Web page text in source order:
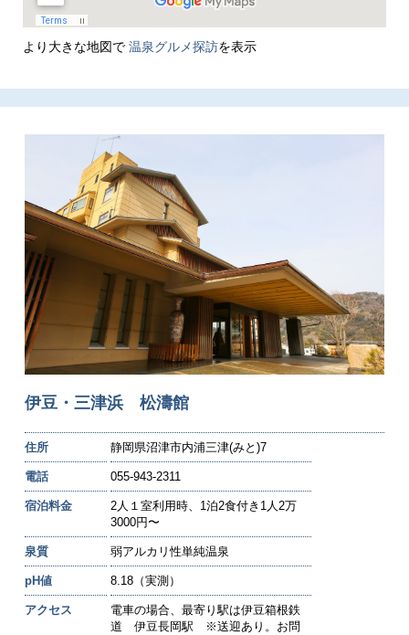
より大きな地図で 温泉グルメ探訪を表示
伊豆・三津浜 松濤館
住所 静岡県沼津市内浦三津(みと)7
電話 055-943-2311
宿泊料金
2人１室利用時、1泊2食付き1人2万
3000円〜
泉質 弱アルカリ性単純温泉
pH値 8.18（実測）
アクセス
電車の場合、最寄り駅は伊豆箱根鉄
道 伊豆長岡駅 ※送迎あり。お問